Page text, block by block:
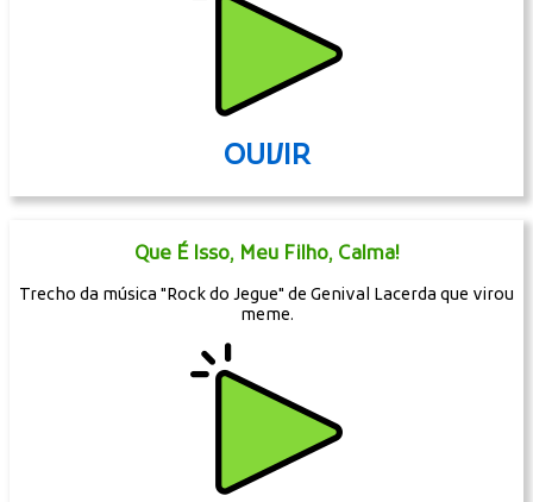
OUVIR
Que É Isso, Meu Filho, Calma!
Trecho da música "Rock do Jegue" de Genival Lacerda que virou
meme.